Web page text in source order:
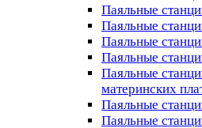
Паяльные
Паяльные
Паяльные
Паяльные
Паяльные
материнских
Паяльные
Паяльные